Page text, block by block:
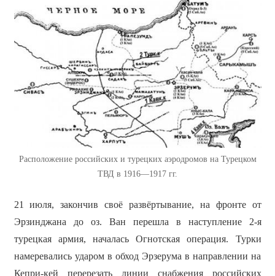
Расположение российских и турецких аэродромов на Турецком
ТВД в 1916—1917 гг.
21 июля, закончив своё развёртывание, на фронте от
Эрзинджана до оз. Ван перешла в наступление 2-я
турецкая армия, началась Огнотская операция. Турки
намеревались ударом в обход Эрзерума в направлении на
Кепри-кей перерезать линии снабжения российских